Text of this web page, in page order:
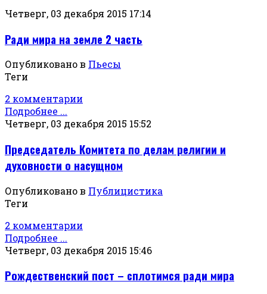
Четверг, 03 декабря 2015 17:14
Ради мира на земле 2 часть
Опубликовано в Пьесы
Теги
2 комментарии
Подробнее ...
Четверг, 03 декабря 2015 15:52
Председатель Комитета по делам религии и
духовности о насущном
Опубликовано в Публицистика
Теги
2 комментарии
Подробнее ...
Четверг, 03 декабря 2015 15:46
Рождественский пост – сплотимся ради мира